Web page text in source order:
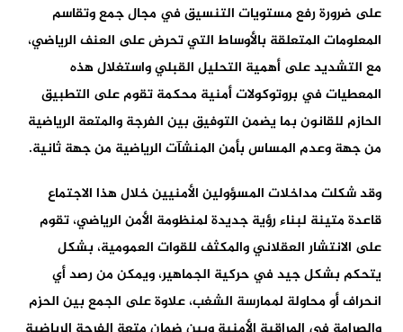
على ضرورة رفع مستويات التنسيق في مجال جمع وتقاسم
المعلومات المتعلقة بالأوساط التي تحرض على العنف الرياضي،
مع التشديد على أهمية التحليل القبلي واستغلال هذه
المعطيات في بروتوكولات أمنية محكمة تقوم على التطبيق
الحازم للقانون بما يضمن التوفيق بين الفرجة والمتعة الرياضية
من جهة وعدم المساس بأمن المنشآت الرياضية من جهة ثانية.
وقد شكلت مداخلات المسؤولين الأمنيين خلال هذا الاجتماع
قاعدة متينة لبناء رؤية جديدة لمنظومة الأمن الرياضي، تقوم
على الانتشار العقلاني والمكثف للقوات العمومية، بشكل
يتحكم بشكل جيد في حركية الجماهير، ويمكن من رصد أي
انحراف أو محاولة لممارسة الشغب، علاوة على الجمع بين الحزم